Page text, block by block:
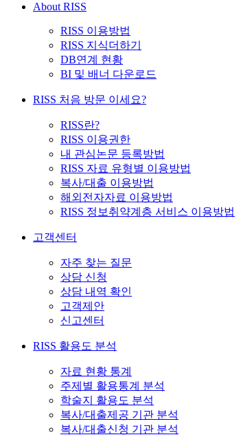
About RISS
RISS 이용방법
RISS 지식더하기
DB연계 현황
BI 및 배너 다운로드
RISS 처음 방문 이세요?
RISS란?
RISS 이용권한
내 관심논문 등록방법
RISS 자료 유형별 이용방법
복사/대출 이용방법
해외전자자료 이용방법
RISS 정보취약계층 서비스 이용방법
고객센터
자주 찾는 질문
상담 신청
상담 내역 확인
고객제안
신고센터
RISS 활용도 분석
자료 현황 통계
주제별 활용통계 분석
학술지 활용도 분석
복사/대출제공 기관 분석
복사/대출신청 기관 분석